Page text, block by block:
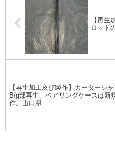
【再
ロッド
【再生加工及び製作】カーターシ
B/g部再生、ベアリングケースは新
作。山口県